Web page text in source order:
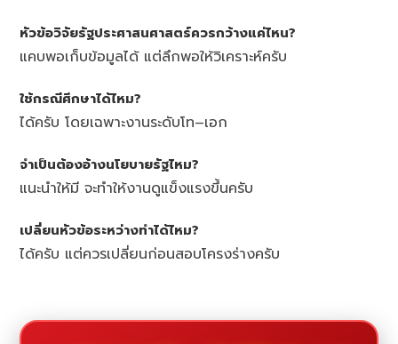
หัวข้อวิจัยรัฐประศาสนศาสตร์ควรกว้างแค่ไหน?
แคบพอเก็บข้อมูลได้ แต่ลึกพอให้วิเคราะห์ครับ
ใช้กรณีศึกษาได้ไหม?
ได้ครับ โดยเฉพาะงานระดับโท–เอก
จำเป็นต้องอ้างนโยบายรัฐไหม?
แนะนำให้มี จะทำให้งานดูแข็งแรงขึ้นครับ
เปลี่ยนหัวข้อระหว่างทำได้ไหม?
ได้ครับ แต่ควรเปลี่ยนก่อนสอบโครงร่างครับ